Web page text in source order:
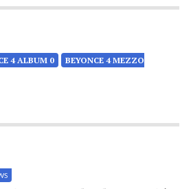
4 ALBUM 0
BEYONCE 4 MEZZO